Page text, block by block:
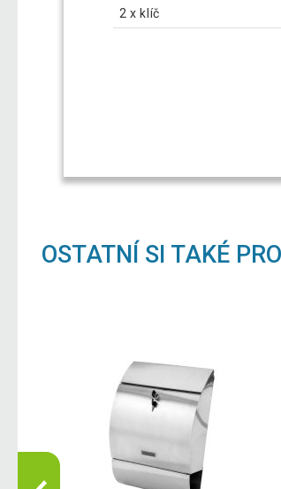
2 x klíč
OSTATNÍ SI TAKÉ